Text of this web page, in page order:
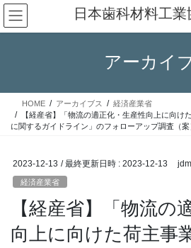
コ
ン
テ
ス
ナ
ビ
ゲ
ン
日本歯科材料工
アーカイ
HOME アーカイブス
経済産業省
【経産省】「物流の適正化・生産性向上に向け
に関するガイドライン」のフォローアップ調査（
2023-12-13 / 最終更新日時 : 2023-12-13
経済産業省
【経産省】「物流の
向上に向けた荷主事